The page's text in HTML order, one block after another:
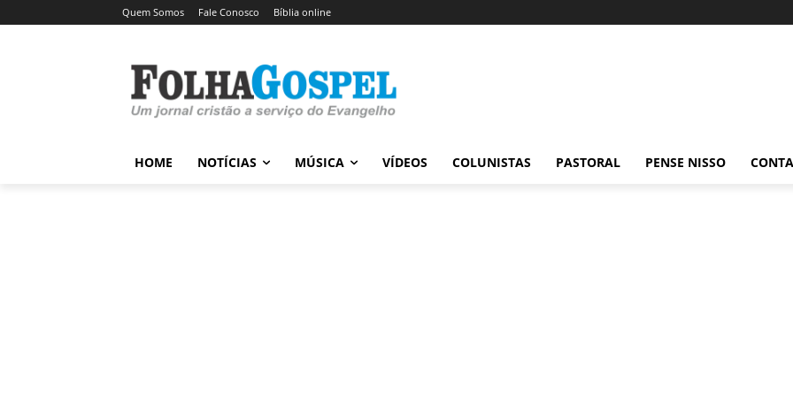
Quem Somos Fale Conosco Bíblia online
HOME NOTÍCIAS MÚSICA VÍDEOS COLUNISTAS PASTORAL PENSE NISSO